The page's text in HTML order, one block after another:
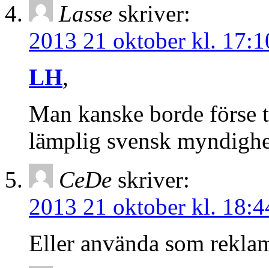
Lasse skriver:
2013 21 oktober kl.
LH,
Man kanske borde förse
lämplig svensk
CeDe skriver:
2013 21 oktober kl.
Eller använda som